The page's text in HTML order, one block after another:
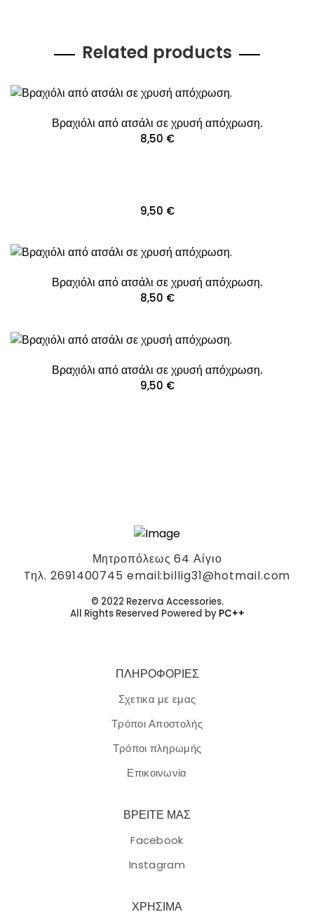
Related products
Βραχιόλι από ατσάλι σε χρυσή απόχρωση.
8,50 €
9,50 €
Βραχιόλι από ατσάλι σε χρυσή απόχρωση.
8,50 €
Βραχιόλι από ατσάλι σε χρυσή απόχρωση.
9,50 €
Μητροπόλεως 64 Αίγιο
Tηλ. 2691400745 email:billig31@hotmail.com
© 2022 Rezerva Accessories.
All Rights Reserved Powered by PC++
ΠΛΗΡΟΦΟΡΙΕΣ
Σχετικα με εμας
Τρόποι Αποστολής
Τρόποι πληρωμής
Επικοινωνία
ΒΡΕΙΤΕ ΜΑΣ
Facebook
Instagram
ΧΡΗΣΙΜΑ